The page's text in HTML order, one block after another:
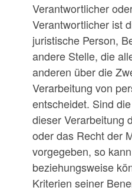
Verantwortlicher
Verantwortlicher ist
juristische Person,
andere Stelle, die
anderen über die
Verarbeitung von
entscheidet. Sind
dieser Verarbeitung
oder das Recht der
vorgegeben, so
beziehungsweise
Kriterien seiner